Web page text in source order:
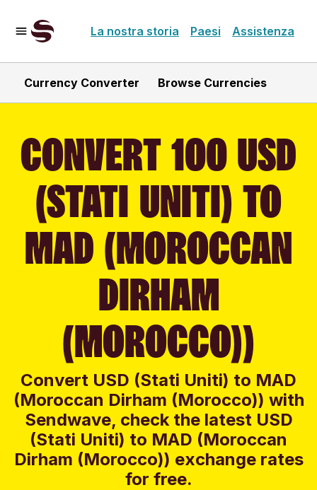
La nostra storia Paesi Assistenza
Currency Converter Browse Currencies
CONVERT 100 USD
(STATI UNITI) TO
MAD (MOROCCAN
DIRHAM
(MOROCCO))
Convert USD (Stati Uniti) to MAD
(Moroccan Dirham (Morocco)) with
Sendwave, check the latest USD
(Stati Uniti) to MAD (Moroccan
Dirham (Morocco)) exchange rates
for free.